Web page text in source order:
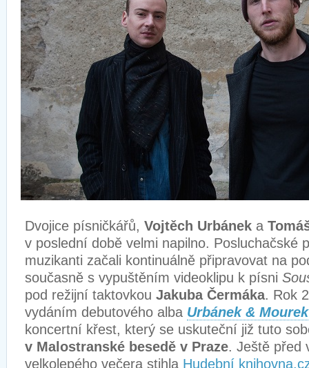
Dvojice písničkářů, Vojtěch Urbánek a
v poslední době velmi napilno. Posluchačské
muzikanti začali kontinuálně připravovat na
současně s vypuštěním videoklipu k písni
pod režijní taktovkou Jakuba Čermáka. Rok
vydáním debutového alba Urbánek & Mourek
koncertní křest, který se uskuteční již tuto
v Malostranské besedě v Praze. Ještě před
velkolepého večera stihla Hudební